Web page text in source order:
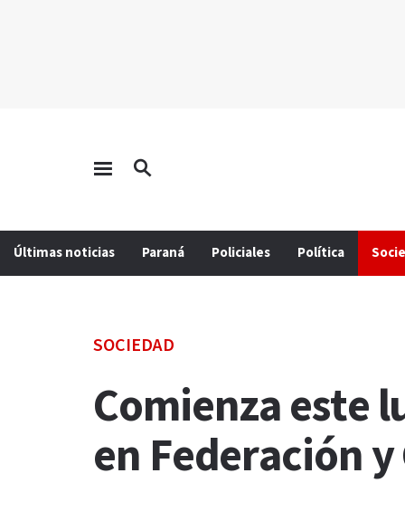
Últimas noticias Paraná Policiales Política
SOCIEDAD
Comienza este
en Federación